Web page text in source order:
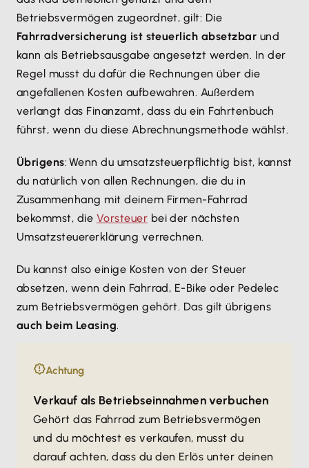
Betriebsvermögen zugeordnet, gilt: Die
Fahrradversicherung ist steuerlich absetzbar und
kann als Betriebsausgabe angesetzt werden. In der
Regel musst du dafür die Rechnungen über die
angefallenen Kosten aufbewahren. Außerdem
verlangt das Finanzamt, dass du ein Fahrtenbuch
führst, wenn du diese Abrechnungsmethode wählst.
Übrigens: Wenn du umsatzsteuerpflichtig bist, kannst
du natürlich von allen Rechnungen, die du in
Zusammenhang mit deinem Firmen-Fahrrad
bekommst, die Vorsteuer bei der nächsten
Umsatzsteuererklärung verrechnen.
Du kannst also einige Kosten von der Steuer
absetzen, wenn dein Fahrrad, E-Bike oder Pedelec
zum Betriebsvermögen gehört. Das gilt übrigens
auch beim Leasing.
Achtung
Verkauf als Betriebseinnahmen verbuchen
Gehört das Fahrrad zum Betriebsvermögen
und du möchtest es verkaufen, musst du
darauf achten, dass du den Erlös unter deinen